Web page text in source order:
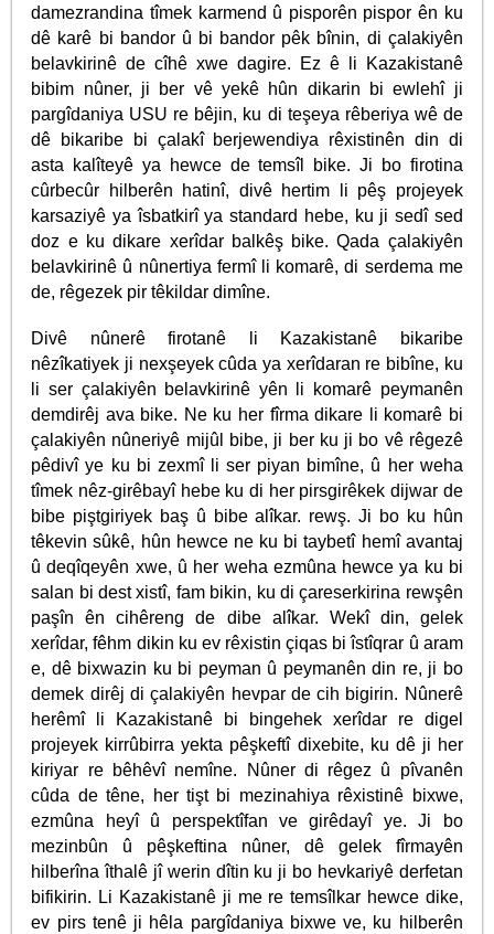
damezrandina tîmek karmend û pisporên pispor ên ku
dê karê bi bandor û bi bandor pêk bînin, di çalakiyên
belavkirinê de cîhê xwe dagire. Ez ê li Kazakistanê
bibim nûner, ji ber vê yekê hûn dikarin bi ewlehî ji
pargîdaniya USU re bêjin, ku di teşeya rêberiya wê de
dê bikaribe bi çalakî berjewendiya rêxistinên din di
asta kalîteyê ya hewce de temsîl bike. Ji bo firotina
cûrbecûr hilberên hatinî, divê hertim li pêş projeyek
karsaziyê ya îsbatkirî ya standard hebe, ku ji sedî sed
doz e ku dikare xerîdar balkêş bike. Qada çalakiyên
belavkirinê û nûnertiya fermî li komarê, di serdema me
de, rêgezek pir têkildar dimîne.
Divê nûnerê firotanê li Kazakistanê bikaribe
nêzîkatiyek ji nexşeyek cûda ya xerîdaran re bibîne, ku
li ser çalakiyên belavkirinê yên li komarê peymanên
demdirêj ava bike. Ne ku her fîrma dikare li komarê bi
çalakiyên nûneriyê mijûl bibe, ji ber ku ji bo vê rêgezê
pêdivî ye ku bi zexmî li ser piyan bimîne, û her weha
tîmek nêz-girêbayî hebe ku di her pirsgirêkek dijwar de
bibe piştgiriyek baş û bibe alîkar. rewş. Ji bo ku hûn
têkevin sûkê, hûn hewce ne ku bi taybetî hemî avantaj
û deqîqeyên xwe, û her weha ezmûna hewce ya ku bi
salan bi dest xistî, fam bikin, ku di çareserkirina rewşên
paşîn ên cihêreng de dibe alîkar. Wekî din, gelek
xerîdar, fêhm dikin ku ev rêxistin çiqas bi îstîqrar û aram
e, dê bixwazin ku bi peyman û peymanên din re, ji bo
demek dirêj di çalakiyên hevpar de cih bigirin. Nûnerê
herêmî li Kazakistanê bi bingehek xerîdar re digel
projeyek kirrûbirra yekta pêşkeftî dixebite, ku dê ji her
kiriyar re bêhêvî nemîne. Nûner di rêgez û pîvanên
cûda de têne, her tişt bi mezinahiya rêxistinê bixwe,
ezmûna heyî û perspektîfan ve girêdayî ye. Ji bo
mezinbûn û pêşkeftina nûner, dê gelek fîrmayên
hilberîna îthalê jî werin dîtin ku ji bo hevkariyê derfetan
bifikirin. Li Kazakistanê ji me re temsîlkar hewce dike,
ev pirs tenê ji hêla pargîdaniya bixwe ve, ku hilberên